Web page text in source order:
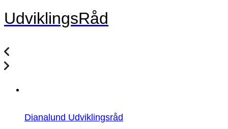
UdviklingsRåd
Dianalund Udviklingsråd